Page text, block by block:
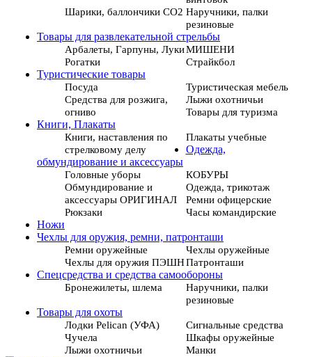
Шарики, баллончики СО2 Наручники, палки
резиновые
Товары для развлекательной стрельбы
Арбалеты, Гарпуны, ЛукиМИШЕНИ
Рогатки
Страйкбол
Туристические товары
Посуда
Туристическая мебель
Средства для розжига,
огниво
Лыжи охотничьи
Товары для туризма
Книги, Плакаты
Книги, наставления по
стрелковому делу
Плакаты учебные
Одежда,
обмундирование и аксессуары
Головные уборы
КОБУРЫ
Обмундирование и
аксессуары ОРИГИНАЛ
Одежда, трикотаж
Ремни офицерские
Рюкзаки
Часы командирские
Ножи
Чехлы для оружия, ремни, патронташи
Ремни оружейные
Чехлы оружейные
Чехлы для оружия ПЭШНПатронташи
Спецсредства и средства самообороны
Бронежилеты, шлема
Наручники, палки
резиновые
Товары для охоты
Лодки Pelican (УФА)
Сигнальные средства
Чучела
Шкафы оружейные
Лыжи охотничьи
Манки